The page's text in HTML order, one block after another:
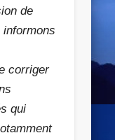
de
corriger
qui